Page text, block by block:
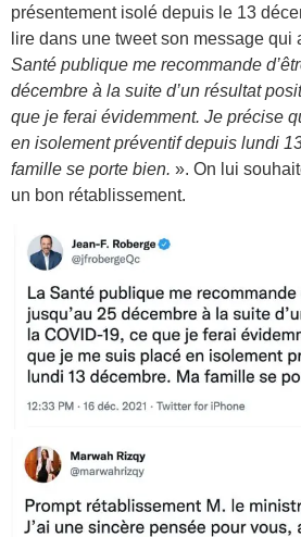
présentement isolé depuis le 13
lire dans une tweet son message qui
Santé publique me recommande
décembre à la suite d’un résultat
que je ferai évidemment. Je précise
en isolement préventif depuis lundi
famille se porte bien. ». On lui
un bon rétablissement.